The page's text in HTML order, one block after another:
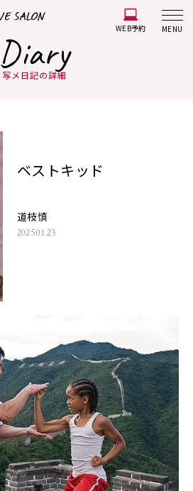
WEB予約 MENU
Diary
写メ日記の詳細
ベストキッド
道枝慎
2025.01.23